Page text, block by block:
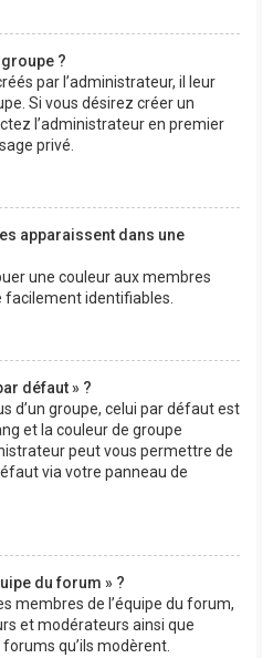
?
par l’administrateur, il leur
Si vous désirez créer un
l’administrateur en premier
privé.
apparaissent dans une
une couleur aux membres
facilement identifiables.
défaut » ?
d’un groupe, celui par défaut est
et la couleur de groupe
peut vous permettre de
via votre panneau de
du forum » ?
membres de l’équipe du forum,
et modérateurs ainsi que
qu’ils modèrent.